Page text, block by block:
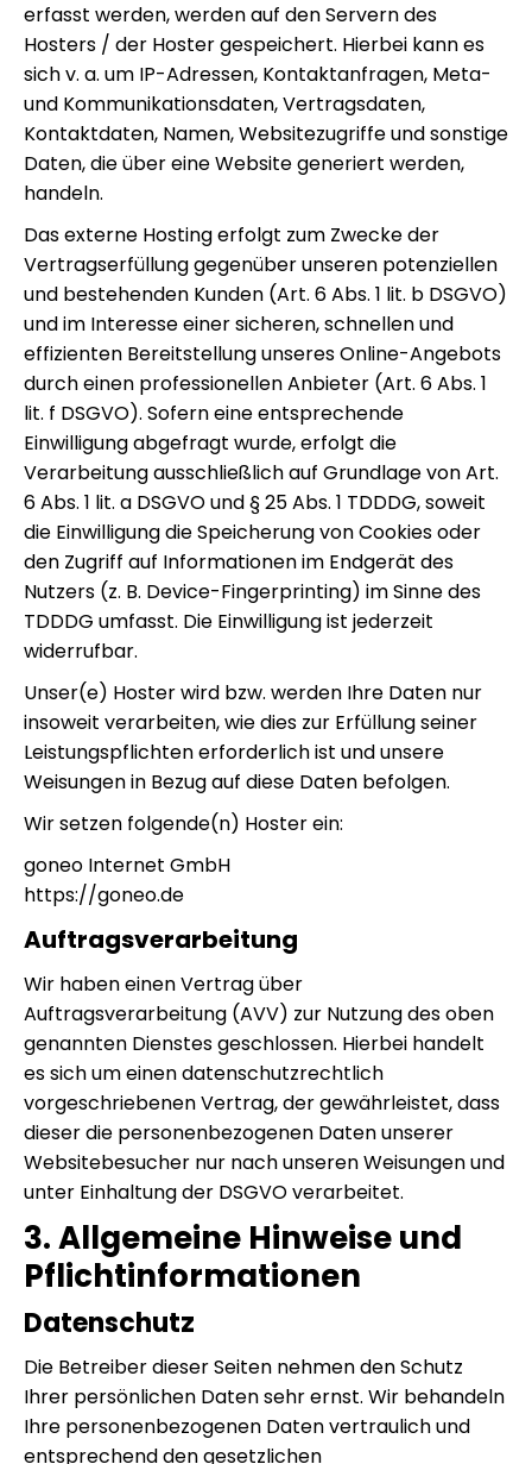
erfasst werden, werden auf den Servern des
Hosters / der Hoster gespeichert. Hierbei kann es
sich v. a. um IP-Adressen, Kontaktanfragen, Meta-
und Kommunikationsdaten, Vertragsdaten,
Kontaktdaten, Namen, Websitezugriffe und sonstige
Daten, die über eine Website generiert werden,
handeln.
Das externe Hosting erfolgt zum Zwecke der
Vertragserfüllung gegenüber unseren potenziellen
und bestehenden Kunden (Art. 6 Abs. 1 lit. b DSGVO)
und im Interesse einer sicheren, schnellen und
effizienten Bereitstellung unseres Online-Angebots
durch einen professionellen Anbieter (Art. 6 Abs. 1
lit. f DSGVO). Sofern eine entsprechende
Einwilligung abgefragt wurde, erfolgt die
Verarbeitung ausschließlich auf Grundlage von Art.
6 Abs. 1 lit. a DSGVO und § 25 Abs. 1 TDDDG, soweit
die Einwilligung die Speicherung von Cookies oder
den Zugriff auf Informationen im Endgerät des
Nutzers (z. B. Device-Fingerprinting) im Sinne des
TDDDG umfasst. Die Einwilligung ist jederzeit
widerrufbar.
Unser(e) Hoster wird bzw. werden Ihre Daten nur
insoweit verarbeiten, wie dies zur Erfüllung seiner
Leistungspflichten erforderlich ist und unsere
Weisungen in Bezug auf diese Daten befolgen.
Wir setzen folgende(n) Hoster ein:
goneo Internet GmbH
https://goneo.de
Auftragsverarbeitung
Wir haben einen Vertrag über
Auftragsverarbeitung (AVV) zur Nutzung des oben
genannten Dienstes geschlossen. Hierbei handelt
es sich um einen datenschutzrechtlich
vorgeschriebenen Vertrag, der gewährleistet, dass
dieser die personenbezogenen Daten unserer
Websitebesucher nur nach unseren Weisungen und
unter Einhaltung der DSGVO verarbeitet.
3. Allgemeine Hinweise und
Pflicht­informationen
Datenschutz
Die Betreiber dieser Seiten nehmen den Schutz
Ihrer persönlichen Daten sehr ernst. Wir behandeln
Ihre personenbezogenen Daten vertraulich und
entsprechend den gesetzlichen